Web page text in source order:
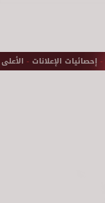
- إحصائيات الإعلانات - الأعلى